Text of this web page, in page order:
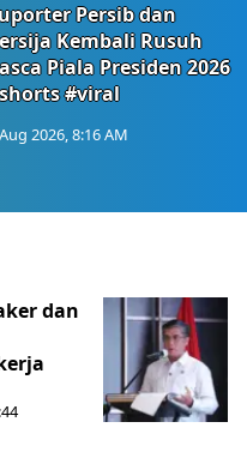
Persib dan
Kembali Rusuh
Piala Presiden 2026
#viral
2026, 8:16 AM
dan